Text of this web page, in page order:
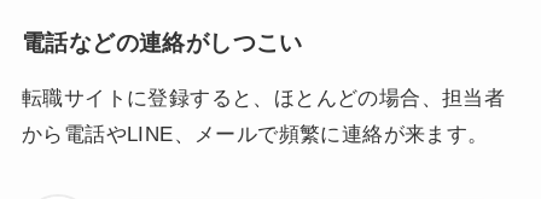
電話などの連絡がしつこい
転職サイトに登録すると、ほとんどの場合、担当者
から電話やLINE、メールで頻繁に連絡が来ます。